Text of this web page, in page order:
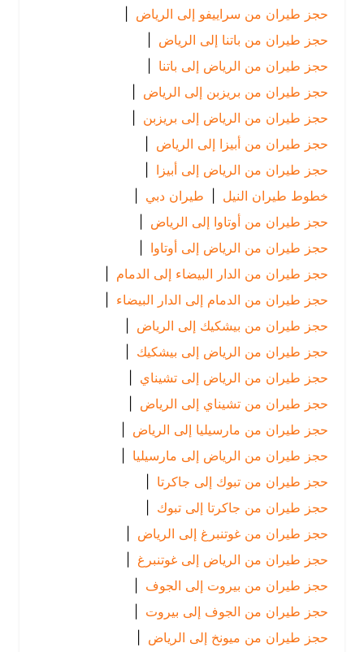
حجز طيران من سراييفو إلى الرياض
|
حجز طيران من باتنا إلى الرياض
|
حجز طيران من الرياض إلى باتنا |
حجز طيران من بريزبن إلى الرياض
|
حجز طيران من الرياض إلى بريزبن |
حجز طيران من أبيزا إلى الرياض
|
حجز طيران من الرياض إلى أبيزا
خطوط طيران النيل | طيران دبي |
حجز طيران من أوتاوا إلى الرياض
|
حجز طيران من الرياض إلى أوتاوا |
حجز طيران من الدار البيضاء إلى الدمام
|
حجز طيران من الدمام إلى الدار البيضاء |
حجز طيران من بيشكيك إلى الرياض
|
حجز طيران من الرياض إلى بيشكيك |
حجز طيران من الرياض إلى تشيناي |
حجز طيران من تشيناي إلى الرياض
|
حجز طيران من مارسيليا إلى الرياض
|
حجز طيران من الرياض إلى مارسيليا |
حجز طيران من تبوك إلى جاكرتا
|
حجز طيران من جاكرتا إلى تبوك
|
حجز طيران من غوتنبرغ إلى الرياض
|
حجز طيران من الرياض إلى غوتنبرغ |
حجز طيران من بيروت إلى الجوف |
حجز طيران من الجوف إلى بيروت
|
حجز طيران من ميونخ إلى الرياض
|